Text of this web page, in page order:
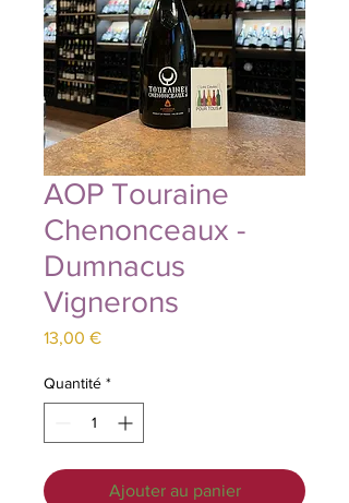
AOP Touraine
Chenonceaux -
Dumnacus
Vignerons
13,00 €Prix
Quantité *
Ajouter au panier